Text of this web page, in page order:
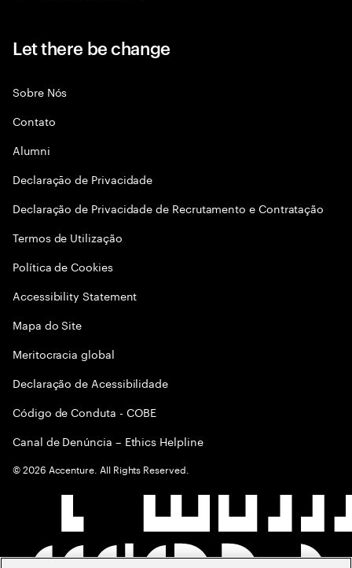
Let there be change
Sobre Nós
Contato
Alumni
Declaraçāo de Privacidade
Declaração de Privacidade de Recrutamento e Contratação
Termos de Utilização
Política de Cookies
Accessibility Statement
Mapa do Site
Meritocracia global
Declaração de Acessibilidade
Código de Conduta - COBE
Canal de Denúncia – Ethics Helpline
©2026 Accenture. All Rights Reserved.